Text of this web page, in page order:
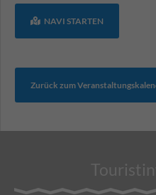
NAVI STARTEN
Zurück zum